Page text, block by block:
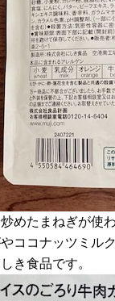
めたまねぎが使
ココナッツミル
き食品です。